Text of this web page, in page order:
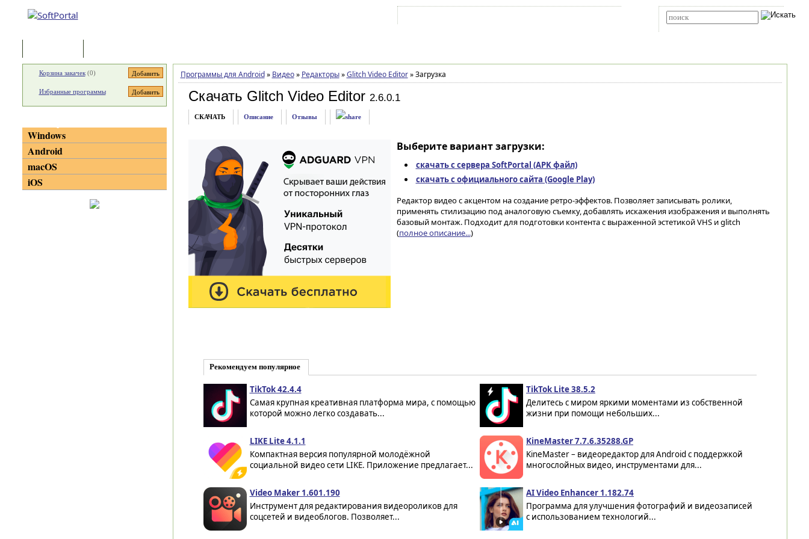
Программы для Android » Видео » Редакторы » Glitch Video Editor »Загрузка
Скачать Glitch Video Editor 2.6.0.1
СКАЧАТЬ Описание Отзывы
Выберите вариант загрузки:
скачать с сервера SoftPortal (APK файл)
скачать с официального сайта (Google Play)
Редактор видео с акцентом на создание ретро-эффектов. Позволяет записывать ролики,
применять стилизацию под аналоговую съемку, добавлять искажения изображения и выполнять
базовый монтаж. Подходит для подготовки контента с выраженной эстетикой VHS и glitch
(полное описание...)
Рекомендуем популярное
TikTok 42.4.4
Самая крупная креативная платформа мира, с помощью
которой можно легко создавать...
TikTok Lite 38.5.2
Делитесь с миром яркими моментами из собственной
жизни при помощи небольших...
LIKE Lite 4.1.1
Компактная версия популярной молодёжной
социальной видео сети LIKE. Приложение предлагает...
KineMaster 7.7.6.35288.GP
KineMaster – видеоредактор для Android с поддержкой
многослойных видео, инструментами для...
Video Maker 1.601.190
Инструмент для редактирования видеороликов для
соцсетей и видеоблогов. Позволяет...
AI Video Enhancer 1.182.74
Программа для улучшения фотографий и видеозаписей
с использованием технологий...
Корзина закачек(0)
Избранные программы
Windows
Android
macOS
iOS